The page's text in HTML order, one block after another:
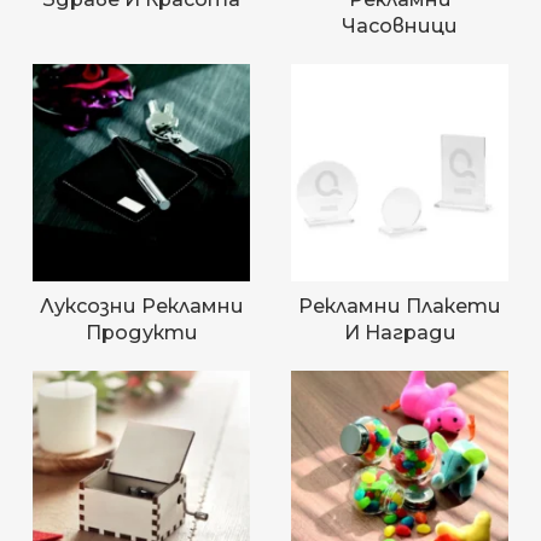
Часовници
Луксозни Рекламни
Продукти
Рекламни Плакети
И Награди